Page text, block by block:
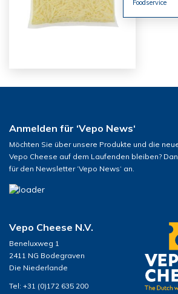
Foodservice
Anmelden für ‘Vepo News‘
Möchten Sie über unsere Produkte und die
Vepo Cheese auf dem Laufenden bleiben?
für den Newsletter ‘Vepo News‘ an.
Vepo Cheese N.V.
Beneluxweg 1
2411 NG Bodegraven
Die Niederlande
Tel: +31 (0)172 635 200